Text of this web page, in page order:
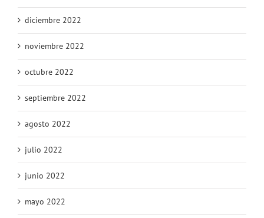
diciembre 2022
noviembre 2022
octubre 2022
septiembre 2022
agosto 2022
julio 2022
junio 2022
mayo 2022